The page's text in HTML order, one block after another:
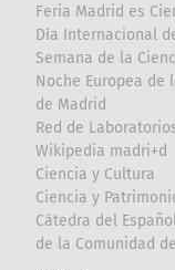
Feria Madrid es
Día Internacional
Semana de la
Noche Europea de
de Madrid
Red de
Wikipedia madri+d
Ciencia y Cultura
Ciencia y
Cátedra del
de la Comunidad